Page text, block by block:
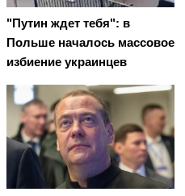
"Путин ждет тебя": в
Польше началось массовое
избиение украинцев